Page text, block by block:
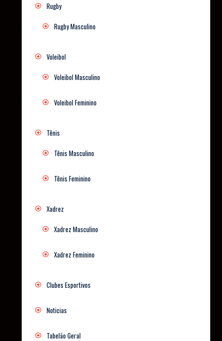
Rugby
Rugby Masculino
Voleibol
Voleibol Masculino
Voleibol Feminino
Tênis
Tênis Masculino
Tênis Feminino
Xadrez
Xadrez Masculino
Xadrez Feminino
Clubes Esportivos
Noticias
Tabelão Geral